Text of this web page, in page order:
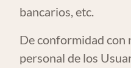
bancarios, etc.
De conformidad con
personal de los